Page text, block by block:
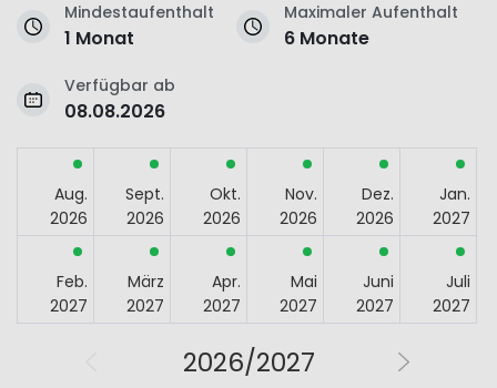
Mindestaufenthalt
1 Monat
Maximaler Aufenthalt
6 Monate
Verfügbar ab
08.08.2026
Aug.
2026
Sept.
2026
Okt.
2026
Nov.
2026
Dez.
2026
Jan.
2027
Feb.
2027
März
2027
Apr.
2027
Mai
2027
Juni
2027
Juli
2027
2026/2027